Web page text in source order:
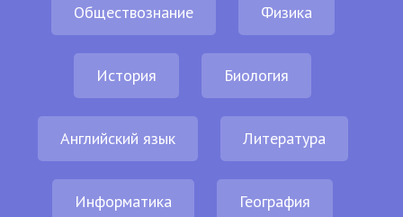
Обществознание Физика
История Биология
Английский язык Литература
Информатика География